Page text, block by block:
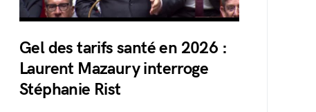
Gel des tarifs santé en 2026 :
Laurent Mazaury interroge
Stéphanie Rist